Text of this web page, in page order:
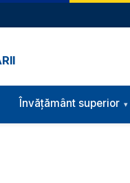
Învățământ superior